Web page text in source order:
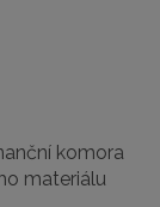
komora
materiálu